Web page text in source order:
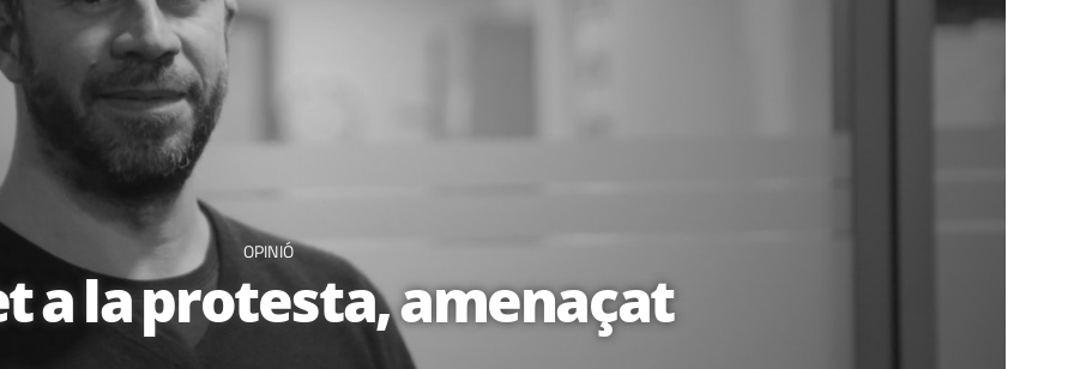
OPINIÓ
a la protesta, amenaçat